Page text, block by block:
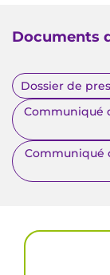
Documents
Dossier de
Communiqué
Communiqué